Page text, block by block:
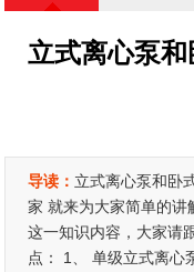
立式离心泵
导读： 立式离心泵和卧
家 就来为大家简单的讲
这一知识内容，大家请
点： 1、 单级立式离心